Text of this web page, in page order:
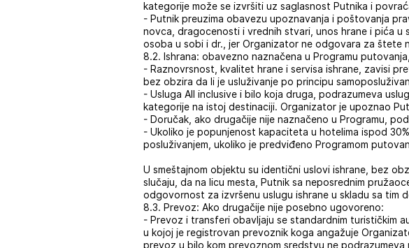
kategorije može se izvršiti uz saglasnost Putnika i
- Putnik preuzima obavezu upoznavanja i poštovanja
novca, dragocenosti i vrednih stvari, unos hrane i pića
osoba u sobi i dr., jer Organizator ne odgovara za štete
8.2. Ishrana: obavezno naznačena u Programu
- Raznovrsnost, kvalitet hrane i servisa ishrane, zavisi
bez obzira da li je usluživanje po principu
- Usluga All inclusive i bilo koja druga, podrazumeva
kategorije na istoj destinaciji. Organizator je upoznao
- Doručak, ako drugačije nije naznačeno u Programu,
- Ukoliko je popunjenost kapaciteta u hotelima ispod
posluživanjem, ukoliko je predviđeno Programom
U smeštajnom objektu su identični uslovi ishrane, bez
slučaju, da na licu mesta, Putnik sa neposrednim
odgovornost za izvršenu uslugu ishrane u skladu sa tim
8.3. Prevoz: Ako drugačije nije posebno ugovoreno:
- Prevoz i transferi obavljaju se standardnim turističkim
u kojoj je registrovan prevoznik koga angažuje
prevoz u bilo kom prevoznom sredstvu ne